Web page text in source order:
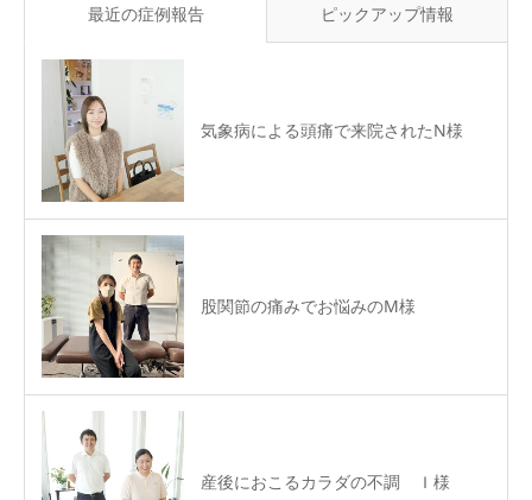
最近の症例報告 ピックアップ情報
気象病による頭痛で来院されたN様
股関節の痛みでお悩みのM様
産後におこるカラダの不調 Ｉ様